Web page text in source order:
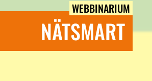
WEBBINARIUM
NÄTSMART